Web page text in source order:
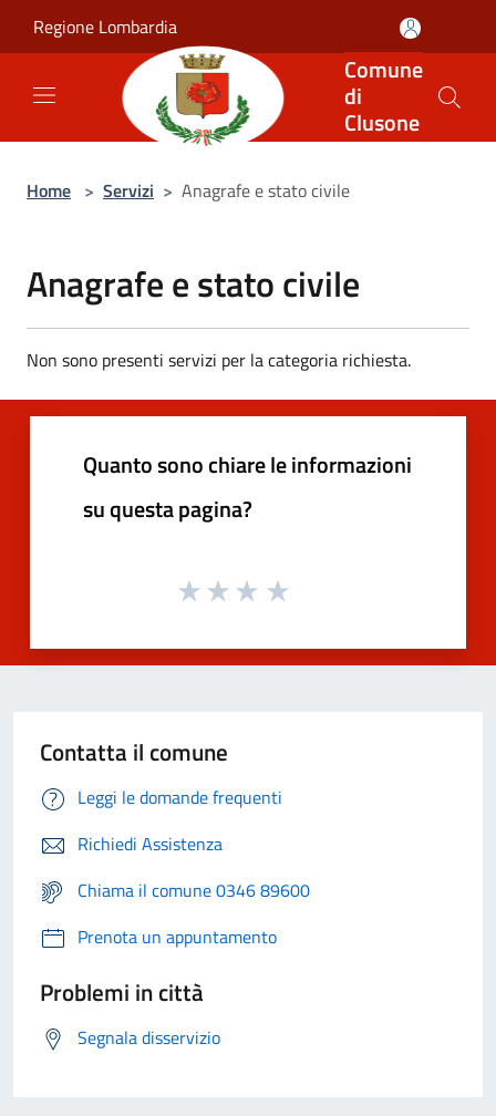
Regione Lombardia
Comune
di
Clusone
Home > Servizi > Anagrafe e stato civile
Anagrafe e stato civile
Non sono presenti servizi per la categoria richiesta.
Quanto sono chiare le informazioni
su questa pagina?
Contatta il comune
Leggi le domande frequenti
Richiedi Assistenza
Chiama il comune 0346 89600
Prenota un appuntamento
Problemi in città
Segnala disservizio